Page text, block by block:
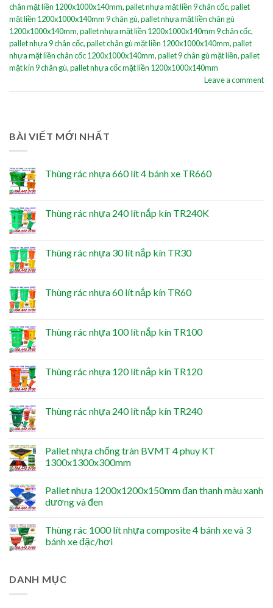
chân mặt liền 1200x1000x140mm,pallet nhựa mặt liền 9 chân cốc,pallet
mặt liền 1200x1000x140mm 9 chân gù,pallet nhựa mặt liền chân gù
1200x1000x140mm,pallet nhựa mặt liền 1200x1000x140mm 9 chân cốc,
pallet nhựa 9 chân cốc,pallet chân gù mặt liền 1200x1000x140mm,pallet
nhựa mặt liền chân cốc 1200x1000x140mm,pallet 9 chân gù mặt liền,pallet
mặt kín 9 chân gù,pallet nhựa cốc mặt liền 1200x1000x140mm
Leave a comment
BÀI VIẾT MỚI NHẤT
Thùng rác nhựa 660 lít 4 bánh xe TR660
Thùng rác nhựa 240 lít nắp kín TR240K
Thùng rác nhựa 30 lít nắp kín TR30
Thùng rác nhựa 60 lít nắp kín TR60
Thùng rác nhựa 100 lít nắp kín TR100
Thùng rác nhựa 120 lít nắp kín TR120
Thùng rác nhựa 240 lít nắp kín TR240
Pallet nhựa chống tràn BVMT 4 phuy KT
1300x1300x300mm
Pallet nhựa 1200x1200x150mm đan thanh màu xanh
dương và đen
Thùng rác 1000 lít nhựa composite 4 bánh xe và 3
bánh xe đặc/hơi
DANH MỤC